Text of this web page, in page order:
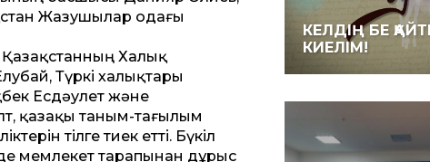
Жазушылар одағы
Қазақстанның Халық
Түркі халықтары
Есдәулет және
қазақы таным-тағылым
тілге тиек етті. Бүкіл
мемлекет тарапынан дұрыс
КЕЛДІҢ БЕ
КИЕЛІМ!